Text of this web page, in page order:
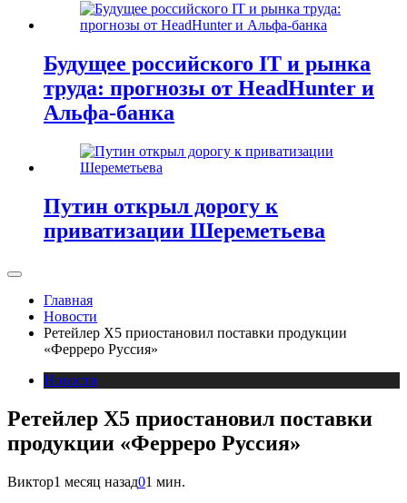
Будущее российского IT и рынка
труда: прогнозы от HeadHunter и
Альфа-банка
Путин открыл дорогу к
приватизации Шереметьева
Главная
Новости
Ретейлер X5 приостановил поставки продукции
«Ферреро Руссия»
Новости
Ретейлер X5 приостановил поставки
продукции «Ферреро Руссия»
Виктор1 месяц назад01 мин.